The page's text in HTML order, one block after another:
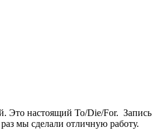
Это настоящий To/Die/For. Запись
мы сделали отличную работу.